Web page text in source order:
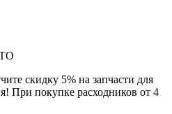
скидку 5% на запчасти для
При покупке расходников от 4